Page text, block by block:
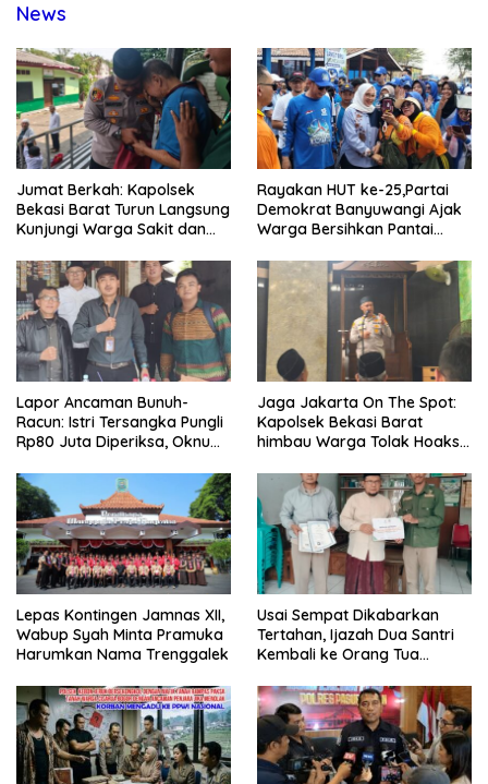
News
Jumat Berkah: Kapolsek
Bekasi Barat Turun Langsung
Kunjungi Warga Sakit dan
Rayakan HUT ke-25,Partai
Demokrat Banyuwangi Ajak
Warga Bersihkan Pantai
Lapor Ancaman Bunuh-
Racun: Istri Tersangka Pungli
Rp80 Juta Diperiksa, Oknum
Disdagperin
Jaga Jakarta On The Spot:
Kapolsek Bekasi Barat
himbau Warga Tolak Hoaks
Sholat Jumat
Lepas Kontingen Jamnas XII,
Wabup Syah Minta Pramuka
Harumkan Nama Trenggalek
Usai Sempat Dikabarkan
Tertahan, Ijazah Dua Santri
Kembali ke Orang Tua